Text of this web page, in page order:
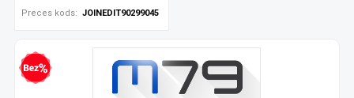
Preces kods: JOINEDIT90299045
kredīts